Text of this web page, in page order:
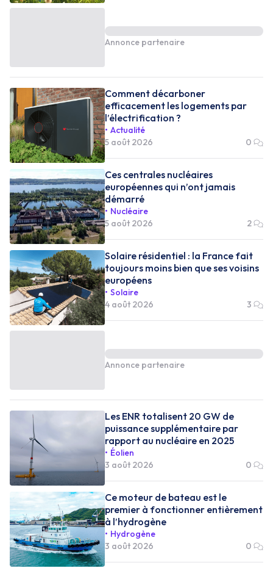
Annonce partenaire
Comment décarboner
efficacement les logements par
l’électrification ?
Actualité
5 août 2026
0
Ces centrales nucléaires
européennes qui n’ont jamais
démarré
Nucléaire
5 août 2026
2
Solaire résidentiel : la France fait
toujours moins bien que ses voisins
européens
Solaire
4 août 2026
3
Annonce partenaire
Les ENR totalisent 20 GW de
puissance supplémentaire par
rapport au nucléaire en 2025
Éolien
3 août 2026
0
Ce moteur de bateau est le
premier à fonctionner entièrement
à l’hydrogène
Hydrogène
3 août 2026
0